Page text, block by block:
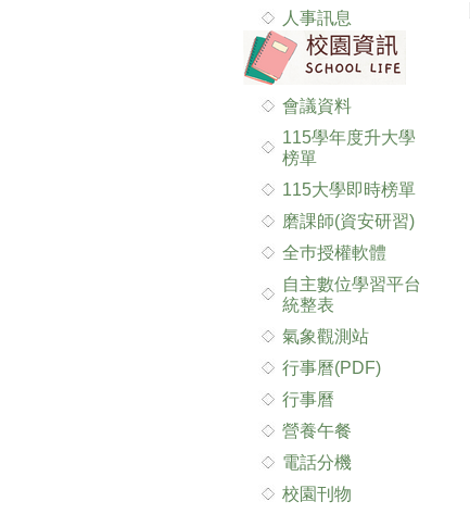
人事訊息
會議資料
115學年度升大學
榜單
115大學即時榜單
磨課師(資安研習)
全巿授權軟體
自主數位學習平台
統整表
氣象觀測站
行事曆(PDF)
行事曆
營養午餐
電話分機
校園刊物